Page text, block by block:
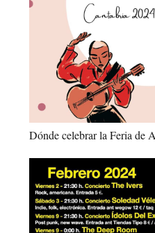
Dónde celebrar la Feria de